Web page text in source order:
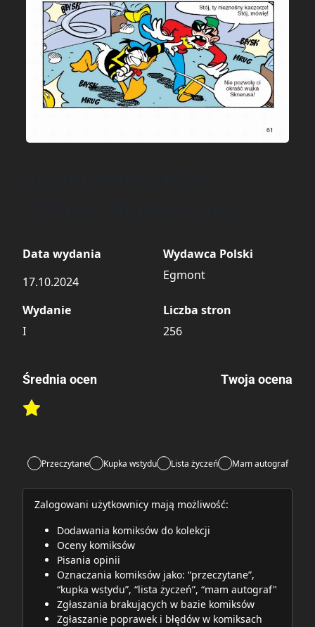
Data wydania
17.10.2024
Wydawca Polski
Egmont
Wydanie
I
Liczba stron
256
Średnia ocen
Rate this item:
Twoja ocena
Przeczytane Kupka wstydu Lista życzeń Mam autograf
Zalogowani użytkownicy mają możliwość:
Dodawania komiksów do kolekcji
Oceny komiksów
Pisania opinii
Oznaczania komiksów jako: “przeczytane”,
“kupka wstydu”, “lista życzeń”, “mam autograf"
Zgłaszania brakujących w bazie komiksów
Zgłaszanie poprawek i błędów w komiksach